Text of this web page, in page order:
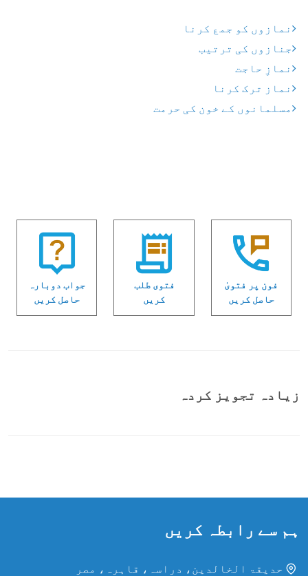
نمازوں کو جمع کرنا
جنازوں کی ترتیب
نمازِ حاجت
نماز ترک کرنا
مسلمانوں کے خون کی حرمت
فون پر فتویٰ
حاصل کریں
فتوی طلب
کریں
جواب دوبارہ
حاصل کریں
زیادہ تجویز کردہ
ہم سے رابطہ کریں
حدیقۃ الخالدین، دراسہ، قاہرہ، مصر